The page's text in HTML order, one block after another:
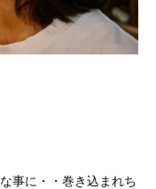
な事に・・巻き込まれち